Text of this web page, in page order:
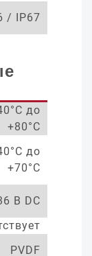
/ IP67
до
+80°С
до
+70°С
В DC
PVDF